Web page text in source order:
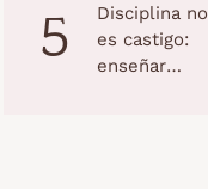
jamás
olvidaré
5
Disciplina no
es castigo:
enseñar